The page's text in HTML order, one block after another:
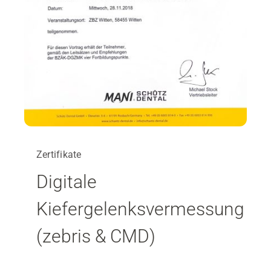
Zertifikate
Digitale
Kiefergelenksvermessung
(zebris & CMD)